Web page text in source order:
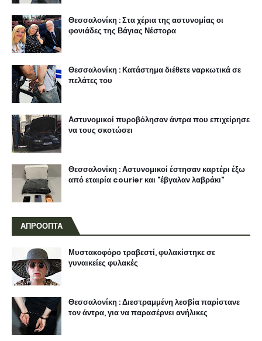
Θεσσαλονίκη : Στα χέρια της αστυνομίας οι
φονιάδες της Βάγιας Νέστορα
Θεσσαλονίκη : Κατάστημα διέθετε ναρκωτικά σε
πελάτες του
Αστυνομικοί πυροβόλησαν άντρα που επιχείρησε
να τους σκοτώσει
Θεσσαλονίκη : Αστυνομικοί έστησαν καρτέρι έξω
από εταιρία courier και "έβγαλαν λαβράκι"
ΑΠΡΟΟΠΤΑ
Μυστακοφόρο τραβεστί, φυλακίστηκε σε
γυναικείες φυλακές
Θεσσαλονίκη : Διεστραμμένη λεσβία παρίστανε
τον άντρα, για να παρασέρνει ανήλικες